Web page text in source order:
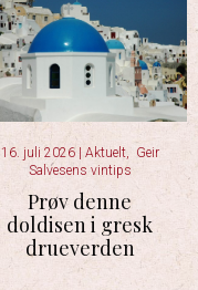
16. juli 2026 Aktuelt, Geir
Salvesens vintips
Prøv denne
doldisen i gresk
drueverden